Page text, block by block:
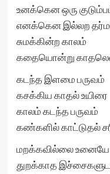
உனக்கென ஒரு
எனக்கென இல்லற
சுமக்கின்ற காலம்
கதையொன்று
கடந்த இளமை பருவம்
கசக்கிய காதல் உயிரை
காலம் கடந்த பருவம்
கண்களில் காட்டுதல்
மறக்கவில்லை உனையே
துறக்காத